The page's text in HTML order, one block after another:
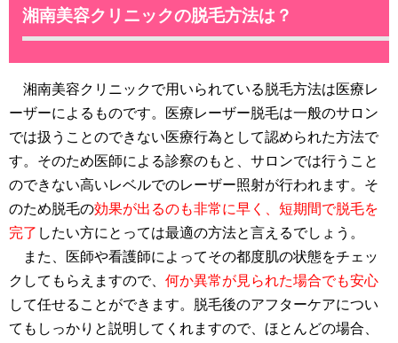
湘南美容クリニックの脱毛方法は？
湘南美容クリニックで用いられている脱毛方法は医療レ
ーザーによるものです。医療レーザー脱毛は一般のサロン
では扱うことのできない医療行為として認められた方法で
す。そのため医師による診察のもと、サロンでは行うこと
のできない高いレベルでのレーザー照射が行われます。そ
のため脱毛の効果が出るのも非常に早く、短期間で脱毛を
完了 したい方にとっては最適の方法と言えるでしょう。
また、医師や看護師によってその都度肌の状態をチェッ
クしてもらえますので、 何か異常が見られた場合でも安心
して任せることができます。脱毛後のアフターケアについ
てもしっかりと説明してくれますので、ほとんどの場合、